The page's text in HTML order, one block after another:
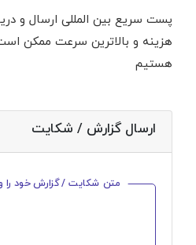
پست سریع بین المللی ارسال و
هزینه و بالاترین سرعت ممکن
هستیم
ارسال گزارش / شکایت
متن شکایت / گزارش خود را